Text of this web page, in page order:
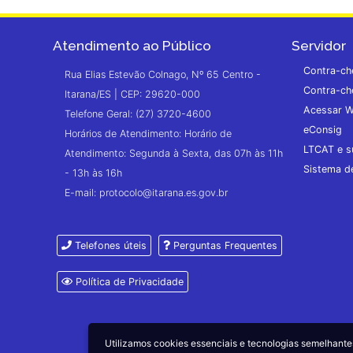
Atendimento ao Público
Rua Elias Estevão Colnago, Nº 65 Centro -
Itarana/ES | CEP: 29620-000
Telefone Geral: (27) 3720-4600
Horários de Atendimento: Horário de
Atendimento: Segunda à Sexta, das 07h às 11h
- 13h às 16h
E-mail: protocolo@itarana.es.gov.br
Telefones úteis Perguntas Frequentes
Política de Privacidade
Servidor
Contra-
Contra-
Acessar
eConsig
LTCAT e
Sistema
Utilizamos cookies essenciais e tecnologias